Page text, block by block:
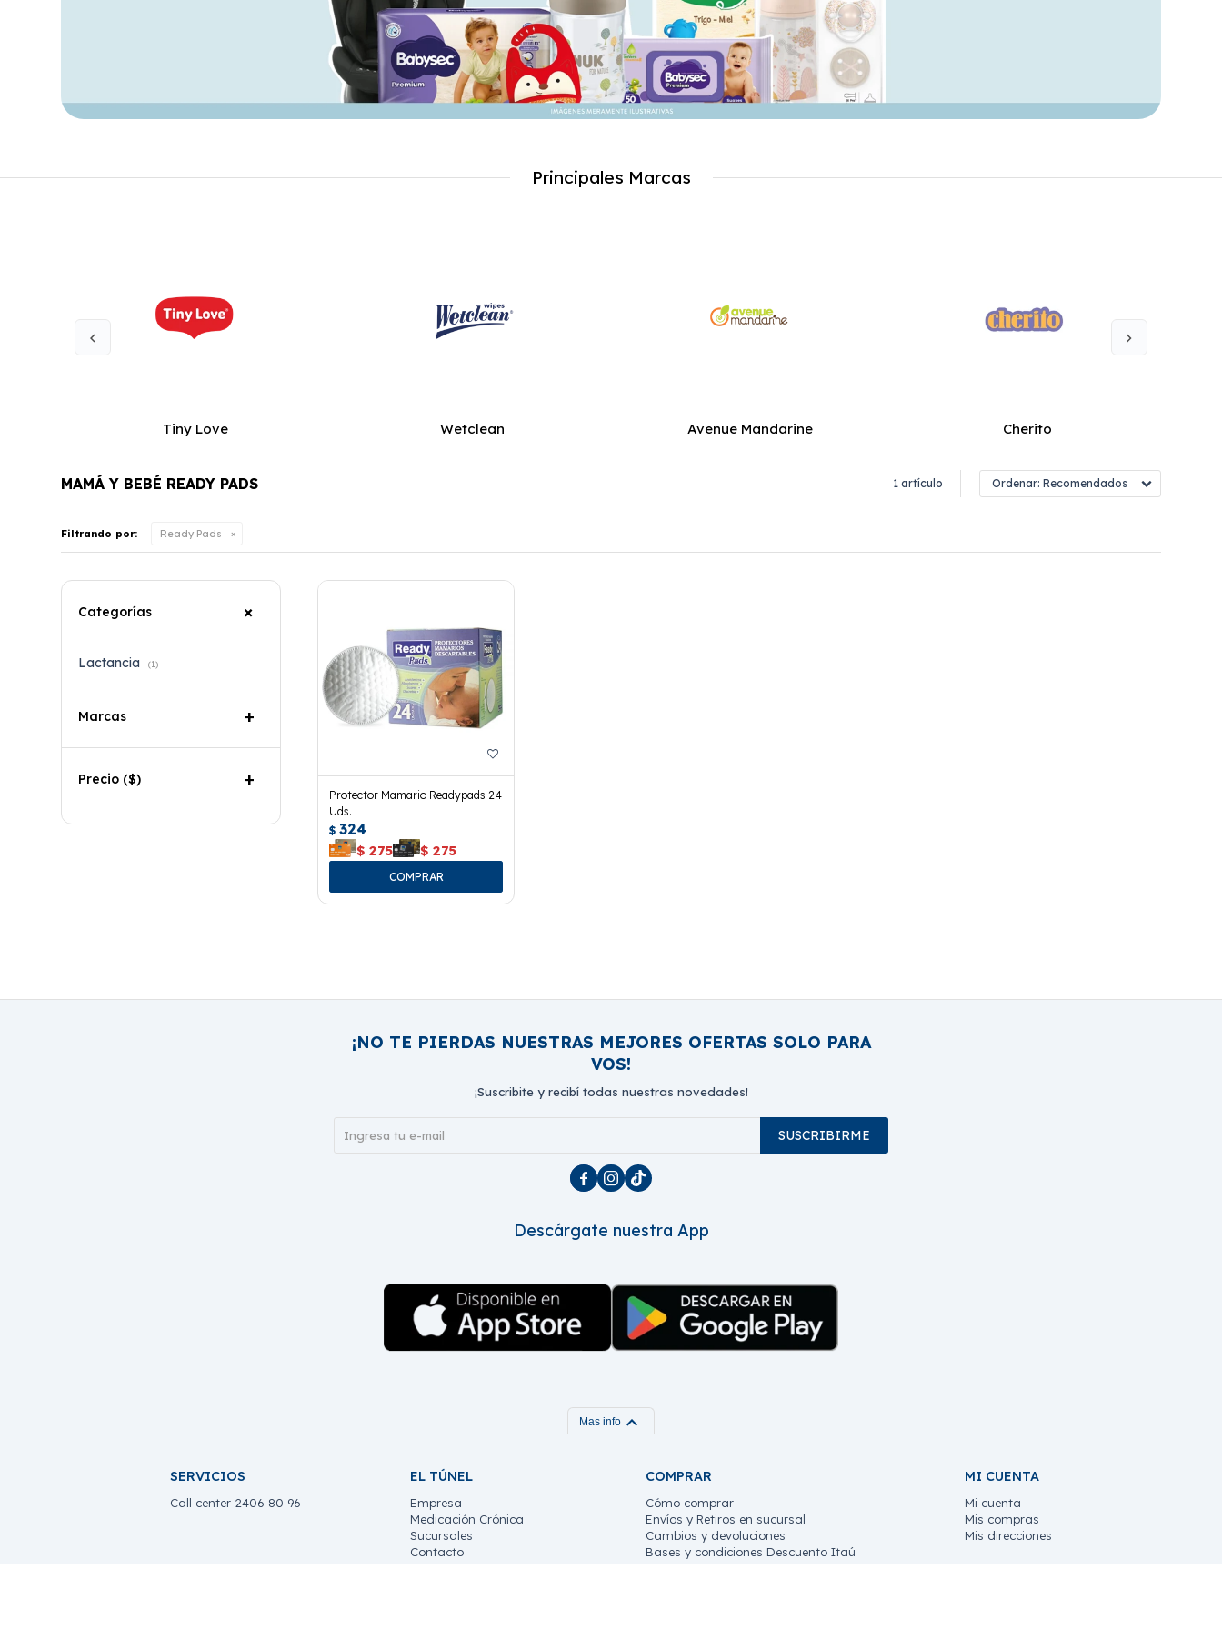
Principales Marcas
Tiny Love Wetclean Avenue Mandarine Cherito
MAMÁ Y BEBÉ READY PADS 1 artículo Recomendados
Filtrando por: Ready Pads
Protector Mamario Readypads 24
Uds.
$ 324
$ 275 $ 275
Categorías
Lactancia (1)
Marcas
Precio ($)
¡NO TE PIERDAS NUESTRAS MEJORES OFERTAS SOLO PARA
VOS!
¡Suscribite y recibí todas nuestras novedades!
SUSCRIBIRME
  
Descárgate nuestra App
Mas info expand_more
SERVICIOS
Call center 2406 80 96
EL TÚNEL
Empresa
Medicación Crónica
Sucursales
Contacto
COMPRAR
Cómo comprar
Envíos y Retiros en sucursal
Cambios y devoluciones
Bases y condiciones Descuento Itaú
MI CUENTA
Mi cuenta
Mis compras
Mis direcciones